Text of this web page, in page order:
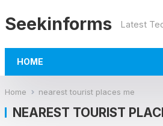
Seekinforms Latest
HOME
Home nearest tourist places me
NEAREST TOURIST